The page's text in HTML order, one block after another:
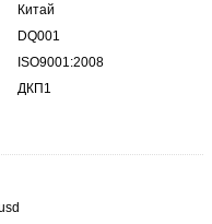
Китай
DQ001
ISO9001:2008
ДКП1